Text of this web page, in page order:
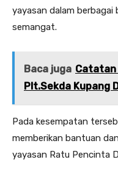
yayasan dalam
semangat.
Baca juga Catatan
Plt.Sekda Kupang
Pada kesempatan
memberikan bantuan
yayasan Ratu Pencinta